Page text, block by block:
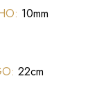
10mm
22cm